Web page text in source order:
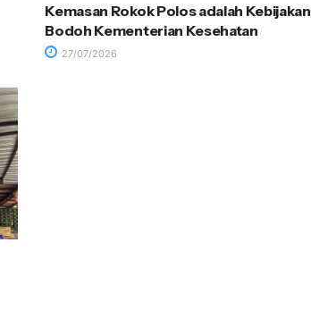
Kemasan Rokok Polos adalah Kebijakan
Bodoh Kementerian Kesehatan
27/07/2026